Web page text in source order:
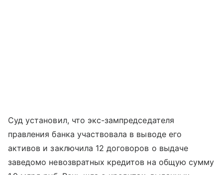
Суд установил, что экс-зампредседателя
правления банка участвовала в выводе его
активов и заключила 12 договоров о выдаче
заведомо невозвратных кредитов на общую сумму